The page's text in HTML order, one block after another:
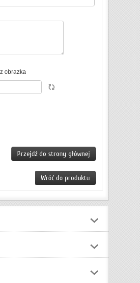
obrazka
Przejdź do strony głównej
Wróć do produktu